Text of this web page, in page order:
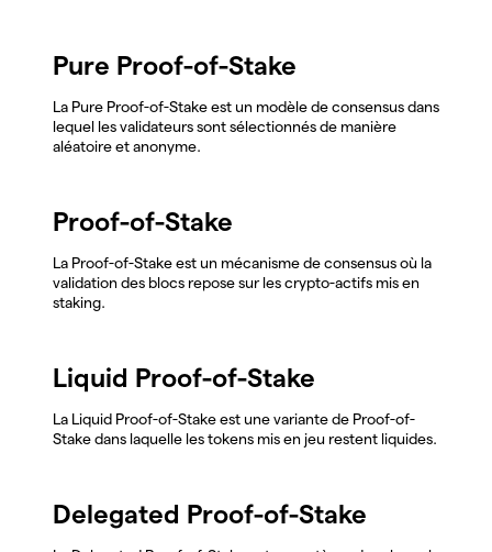
Pure Proof-of-Stake
La Pure Proof-of-Stake est un modèle de consensus dans
lequel les validateurs sont sélectionnés de manière
aléatoire et anonyme.
Proof-of-Stake
La Proof-of-Stake est un mécanisme de consensus où la
validation des blocs repose sur les crypto-actifs mis en
staking.
Liquid Proof-of-Stake
La Liquid Proof-of-Stake est une variante de Proof-of-
Stake dans laquelle les tokens mis en jeu restent liquides.
Delegated Proof-of-Stake